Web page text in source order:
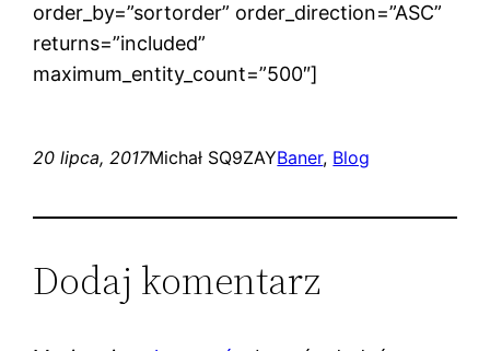
order_by=”sortorder” order_direction=”ASC”
returns=”included”
maximum_entity_count=”500″]
20 lipca, 2017Michał SQ9ZAYBaner, Blog
Dodaj komentarz